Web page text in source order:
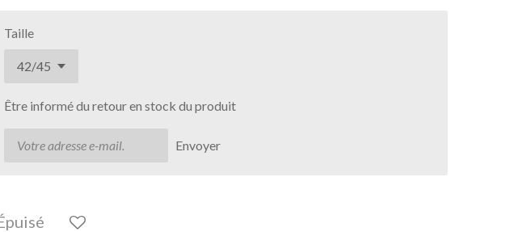
Taille
Être informé du retour en stock du produit
Envoyer